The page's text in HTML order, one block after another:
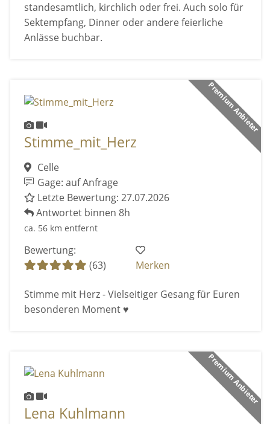
standesamtlich, kirchlich oder frei. Auch solo für
Sektempfang, Dinner oder andere feierliche
Anlässe buchbar.
Premium Anbieter
Stimme_mit_Herz
Celle
Gage: auf Anfrage
Letzte Bewertung: 27.07.2026
Antwortet binnen 8h
ca. 56 km entfernt
Bewertung:
(63)
Merken
Stimme mit Herz - Vielseitiger Gesang für Euren
besonderen Moment ♥️
Premium Anbieter
Lena Kuhlmann